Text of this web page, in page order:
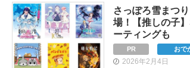
さっぽろ雪まつ
場！【推しの子
ーティングも
PR おで
2026年2月4日